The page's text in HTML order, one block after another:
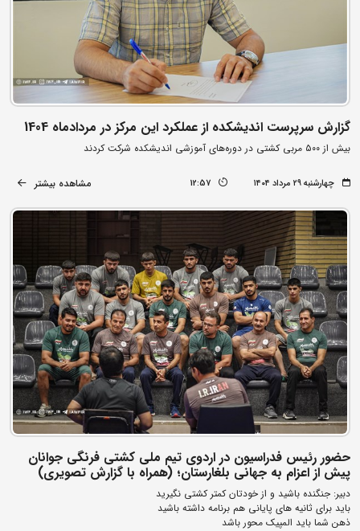
گزارش سرپرست اندیشکده از عملکرد این مرکز در مردادماه 1404
بیش از ۵۰۰ مربی کشتی در دوره‌های آموزشی اندیشکده شرکت کردند
چهارشنبه ۲۹ مرداد ۱۴۰۴ 12:57 مشاهده بیشتر
حضور رئیس فدراسیون در اردوی تیم ملی کشتی فرنگی جوانان
پیش از اعزام به جهانی بلغارستان؛ (همراه با گزارش تصویری)
دبیر: جنگنده باشید و از خودتان کمتر کشتی نگیرید
باید برای ثانیه های پایانی هم برنامه داشته باشید
ذهن شما باید المپیک محور باشد